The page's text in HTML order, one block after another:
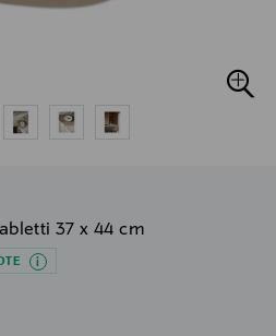
37 x 44 cm